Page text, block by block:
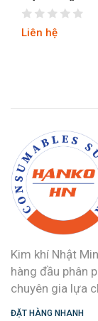
CÀNG HẸP
Liên hệ
Kim khí Nhật
hàng đầu phân
chuyên gia lựa
ĐẶT HÀNG NHANH